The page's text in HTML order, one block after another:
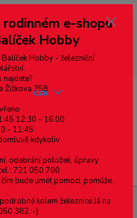
zemí, pokud chcete platit v eurech
měny - pravý horní roh ---
zásilku nevyzvednete, bude po
platbou za poštovné, v opačném
na blacklist a rušeny následující
Menu
CZK
PECO - kolejnice NS, výška 1,9 mm,
e-shopu
Hobby
Hobby - železniční
najdete?
Žižkova 758
12:30 - 16:00
- 11:45
kdykoliv
odebrání položek, úpravy
721 050 700
bude umět pomoci, pomůže.
kolem železnice Já na
382 :-)